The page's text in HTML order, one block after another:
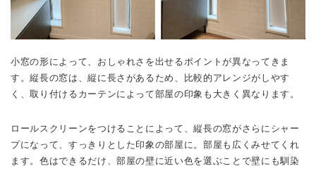
小窓の形によって、おしゃれさを出せるポイントが異なってきま
す。縦長の窓は、縦に長さがあるため、比較的アレンジがしやす
く、取り付けるカーテンによって部屋の印象も大きく異なります。
ロールスクリーンをつけることによって、縦長の窓がさらにシャー
プになって、すっきりとした印象の部屋に。部屋も広くみせてくれ
ます。色はできるだけ、部屋の壁に近い色を選ぶことで壁にも馴染